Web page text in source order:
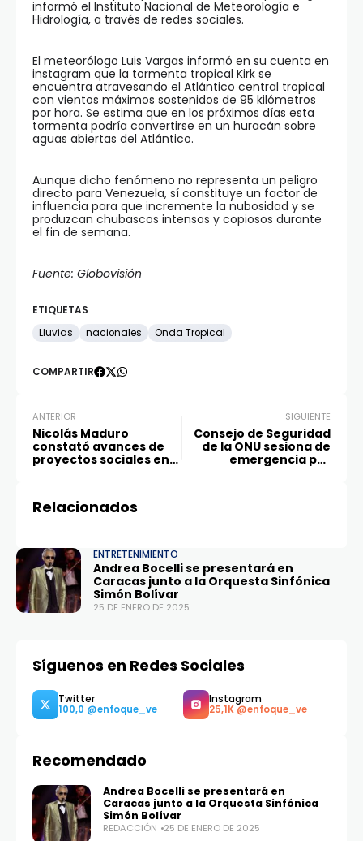
informó el Instituto Nacional de Meteorología e
Hidrología, a través de redes sociales.
El meteorólogo Luis Vargas informó en su cuenta en
instagram que la tormenta tropical Kirk se
encuentra atravesando el Atlántico central tropical
con vientos máximos sostenidos de 95 kilómetros
por hora. Se estima que en los próximos días esta
tormenta podría convertirse en un huracán sobre
aguas abiertas del Atlántico.
Aunque dicho fenómeno no representa un peligro
directo para Venezuela, sí constituye un factor de
influencia para que incremente la nubosidad y se
produzcan chubascos intensos y copiosos durante
el fin de semana.
Fuente: Globovisión
ETIQUETAS
Lluvias
nacionales Onda Tropical
COMPARTIR
ANTERIOR
Nicolás Maduro
constató avances de
proyectos sociales en
SIGUIENTE
Consejo de Seguridad
de la ONU sesiona de
emergencia por
Relacionados
ENTRETENIMIENTO
Andrea Bocelli se presentará en
Caracas junto a la Orquesta Sinfónica
Simón Bolívar
25 DE ENERO DE 2025
Síguenos en Redes Sociales
Twitter Instagram
Recomendado
Andrea Bocelli se presentará en
Caracas junto a la Orquesta Sinfónica
Simón Bolívar
REDACCIÓN 25 DE ENERO DE 2025